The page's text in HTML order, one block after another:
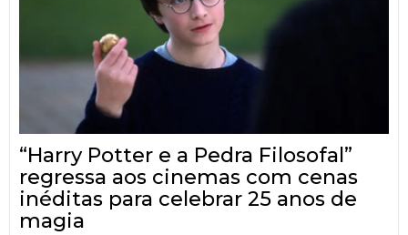
“Harry Potter e a Pedra Filosofal”
regressa aos cinemas com cenas
inéditas para celebrar 25 anos de
magia